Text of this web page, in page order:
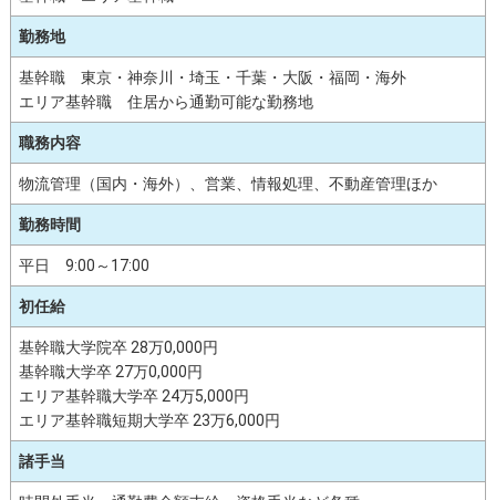
勤務地
基幹職 東京・神奈川・埼玉・千葉・大阪・福岡・海外
エリア基幹職 住居から通勤可能な勤務地
職務内容
物流管理（国内・海外）、営業、情報処理、不動産管理ほか
勤務時間
平日 9:00～17:00
初任給
基幹職大学院卒 28万0,000円
基幹職大学卒 27万0,000円
エリア基幹職大学卒 24万5,000円
エリア基幹職短期大学卒 23万6,000円
諸手当